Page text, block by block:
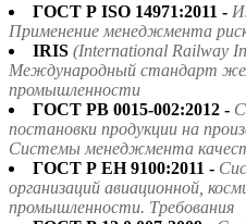
ГОСТ Р ISO 14971:2011 -
Применение менеджмента
IRIS (International Railway
Международный стандарт
промышленности
ГОСТ РВ 0015-002:2012 -
постановки продукции на
Системы менеджмента
ГОСТ Р ЕН 9100:2011 -
организаций авиационной,
промышленности. Требования